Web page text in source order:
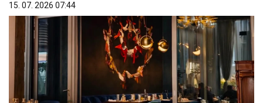
15. 07. 2026 07:44